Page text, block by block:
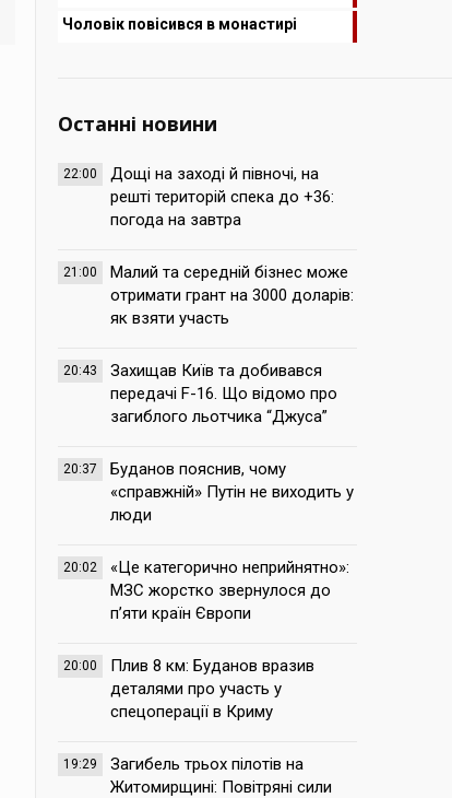
Чоловік повісився в монастирі
Останні новини
22:00
Дощі на заході й півночі, на
решті територій спека до +36:
погода на завтра
21:00
Малий та середній бізнес може
отримати грант на 3000 доларів:
як взяти участь
20:43
Захищав Київ та добивався
передачі F-16. Що відомо про
загиблого льотчика “Джуса”
20:37
Буданов пояснив, чому
«справжній» Путін не виходить у
люди
20:02
«Це категорично неприйнятно»:
МЗС жорстко звернулося до
п’яти країн Європи
20:00
Плив 8 км: Буданов вразив
деталями про участь у
спецоперації в Криму
19:29
Загибель трьох пілотів на
Житомирщині: Повітряні сили